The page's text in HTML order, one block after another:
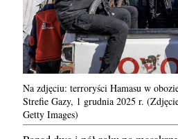
Na zdjęciu: terroryści Hamasu w
Strefie Gazy, 1 grudnia 2025 r.
Getty Images)